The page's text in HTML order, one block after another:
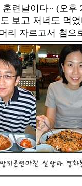
련날이다~ (오후
보고 저녁도 먹
리 자르고서 첨으